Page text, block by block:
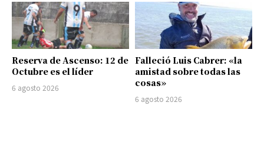
Reserva de Ascenso: 12 de
Octubre es el líder
6 agosto 2026
Falleció Luis Cabrer: «la
amistad sobre todas las
cosas»
6 agosto 2026